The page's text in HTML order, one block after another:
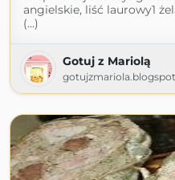
angielskie, liść laurowy1
(...)
Gotuj z Mariolą